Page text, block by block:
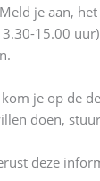
je aan,
15.00
je op de
doen,
deze